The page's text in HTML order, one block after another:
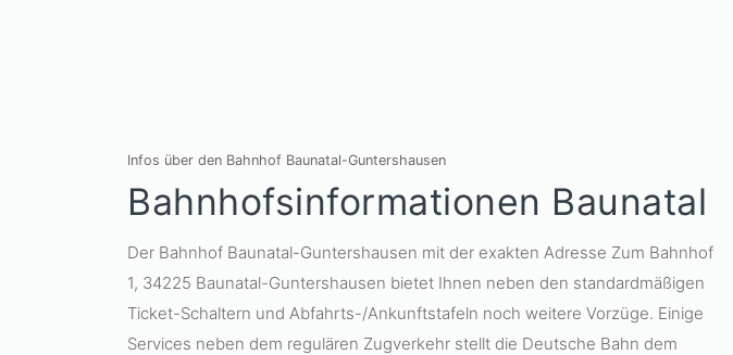
Infos über den Bahnhof Baunatal-Guntershausen
Bahnhofsinformationen Baunatal
Der Bahnhof Baunatal-Guntershausen mit der exakten Adresse Zum Bahnhof
1, 34225 Baunatal-Guntershausen bietet Ihnen neben den standardmäßigen
Ticket-Schaltern und Abfahrts-/Ankunftstafeln noch weitere Vorzüge. Einige
Services neben dem regulären Zugverkehr stellt die Deutsche Bahn dem